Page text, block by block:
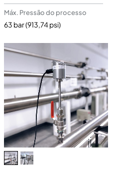
Máx. Pressão do processo
63 bar (913,74 psi)